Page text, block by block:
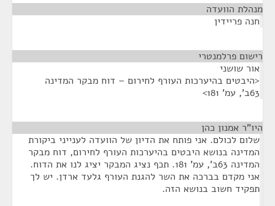
מנהלת הוועדה
חנה פריידין
רישום פרלמנטרי
אור שושני
<היבטים בהיערכות העורף לחירום – דוח מבקר המדינה
63ב', עמ' 181>
היו"ר אמנון כהן
שלום לכולם. אני פותח את הדיון של הוועדה לענייני ביקורת
המדינה בנושא היבטים בהיערכות העורף לחירום, דוח מבקר
המדינה 63ב', עמ' 181. תכף נציג המבקר יציג לנו את הדוח.
אני מקדם בברכה את השר להגנת העורף גלעד ארדן. יש לך
תפקיד חשוב בנושא הזה.